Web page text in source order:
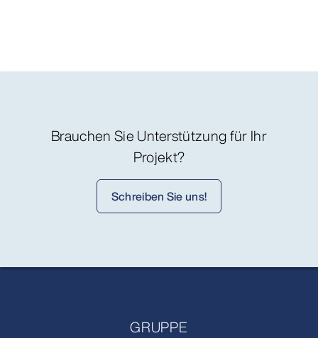
Brauchen Sie Unterstützung für Ihr
Projekt?
Schreiben Sie uns!
GRUPPE